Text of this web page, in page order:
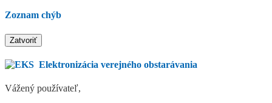
Zoznam chýb
Zatvoriť
Elektronizácia verejného obstarávania
Vážený používateľ,